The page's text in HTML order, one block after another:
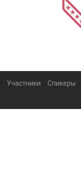
Участники Спикеры